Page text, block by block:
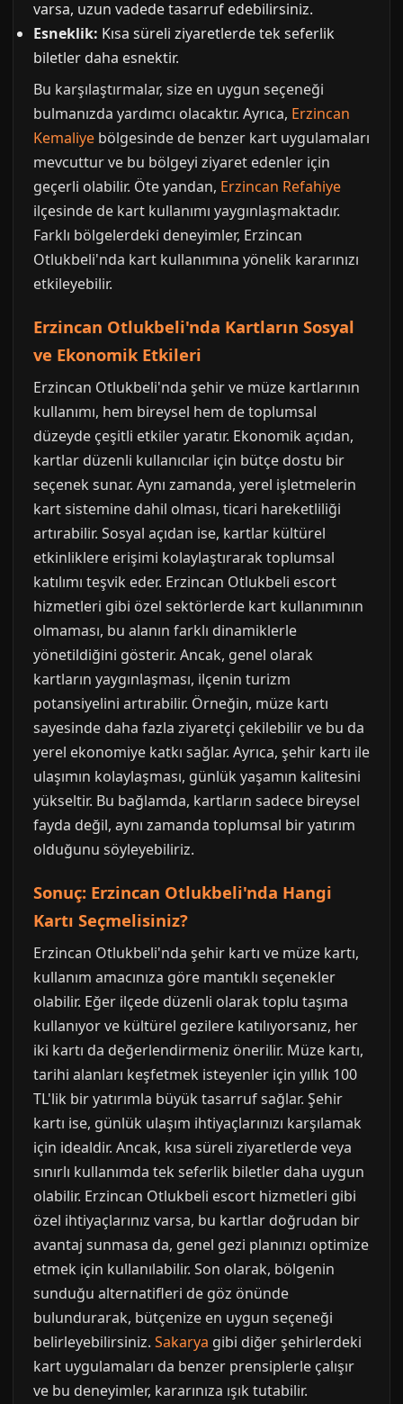
varsa, uzun vadede tasarruf edebilirsiniz.
Esneklik: Kısa süreli ziyaretlerde tek seferlik
biletler daha esnektir.
Bu karşılaştırmalar, size en uygun seçeneği
bulmanızda yardımcı olacaktır. Ayrıca, Erzincan
Kemaliye bölgesinde de benzer kart uygulamaları
mevcuttur ve bu bölgeyi ziyaret edenler için
geçerli olabilir. Öte yandan, Erzincan Refahiye
ilçesinde de kart kullanımı yaygınlaşmaktadır.
Farklı bölgelerdeki deneyimler, Erzincan
Otlukbeli'nda kart kullanımına yönelik kararınızı
etkileyebilir.
Erzincan Otlukbeli'nda Kartların Sosyal
ve Ekonomik Etkileri
Erzincan Otlukbeli'nda şehir ve müze kartlarının
kullanımı, hem bireysel hem de toplumsal
düzeyde çeşitli etkiler yaratır. Ekonomik açıdan,
kartlar düzenli kullanıcılar için bütçe dostu bir
seçenek sunar. Aynı zamanda, yerel işletmelerin
kart sistemine dahil olması, ticari hareketliliği
artırabilir. Sosyal açıdan ise, kartlar kültürel
etkinliklere erişimi kolaylaştırarak toplumsal
katılımı teşvik eder. Erzincan Otlukbeli escort
hizmetleri gibi özel sektörlerde kart kullanımının
olmaması, bu alanın farklı dinamiklerle
yönetildiğini gösterir. Ancak, genel olarak
kartların yaygınlaşması, ilçenin turizm
potansiyelini artırabilir. Örneğin, müze kartı
sayesinde daha fazla ziyaretçi çekilebilir ve bu da
yerel ekonomiye katkı sağlar. Ayrıca, şehir kartı ile
ulaşımın kolaylaşması, günlük yaşamın kalitesini
yükseltir. Bu bağlamda, kartların sadece bireysel
fayda değil, aynı zamanda toplumsal bir yatırım
olduğunu söyleyebiliriz.
Sonuç: Erzincan Otlukbeli'nda Hangi
Kartı Seçmelisiniz?
Erzincan Otlukbeli'nda şehir kartı ve müze kartı,
kullanım amacınıza göre mantıklı seçenekler
olabilir. Eğer ilçede düzenli olarak toplu taşıma
kullanıyor ve kültürel gezilere katılıyorsanız, her
iki kartı da değerlendirmeniz önerilir. Müze kartı,
tarihi alanları keşfetmek isteyenler için yıllık 100
TL'lik bir yatırımla büyük tasarruf sağlar. Şehir
kartı ise, günlük ulaşım ihtiyaçlarınızı karşılamak
için idealdir. Ancak, kısa süreli ziyaretlerde veya
sınırlı kullanımda tek seferlik biletler daha uygun
olabilir. Erzincan Otlukbeli escort hizmetleri gibi
özel ihtiyaçlarınız varsa, bu kartlar doğrudan bir
avantaj sunmasa da, genel gezi planınızı optimize
etmek için kullanılabilir. Son olarak, bölgenin
sunduğu alternatifleri de göz önünde
bulundurarak, bütçenize en uygun seçeneği
belirleyebilirsiniz. Sakarya gibi diğer şehirlerdeki
kart uygulamaları da benzer prensiplerle çalışır
ve bu deneyimler, kararınıza ışık tutabilir.